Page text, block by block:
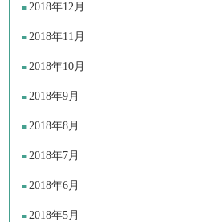
2018年12月
2018年11月
2018年10月
2018年9月
2018年8月
2018年7月
2018年6月
2018年5月